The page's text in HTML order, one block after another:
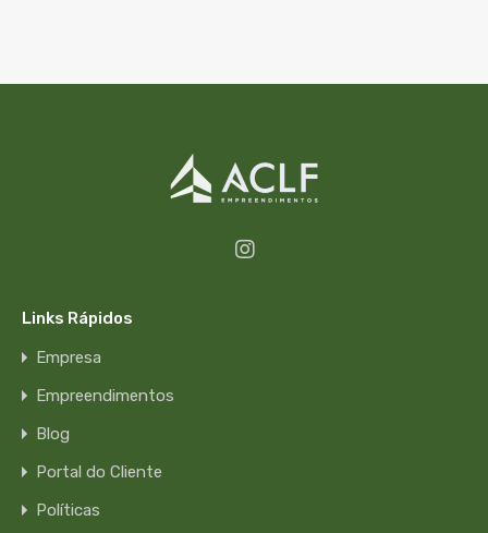
Links Rápidos
Empresa
Empreendimentos
Blog
Portal do Cliente
Políticas